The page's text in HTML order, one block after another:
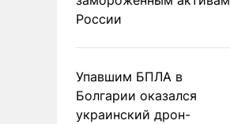
России
Упавшим БПЛА в
Болгарии оказался
украинский дрон-